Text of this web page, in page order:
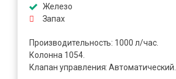
Железо
Запах
Производительность: 1000 л/час.
Колонна 1054.
Клапан управления: Автоматический.